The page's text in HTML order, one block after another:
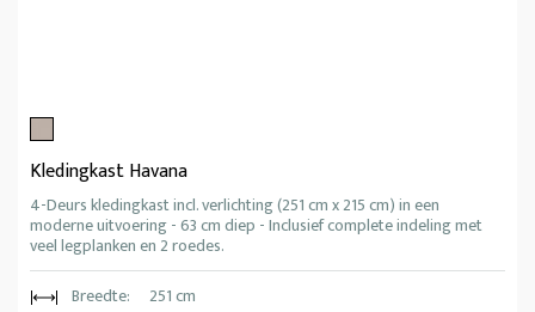
Kledingkast Havana
4-Deurs kledingkast incl. verlichting (251 cm x 215 cm) in een
moderne uitvoering - 63 cm diep - Inclusief complete indeling met
veel legplanken en 2 roedes.
Breedte:
251 cm